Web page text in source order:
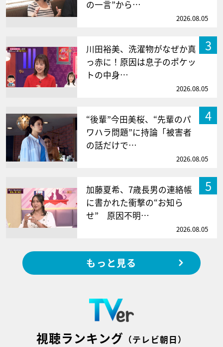
の一言”から…
2026.08.05
3
川田裕美、洗濯物がなぜか真
っ赤に！原因は息子のポケッ
トの中身…
2026.08.05
4
“後輩”今田美桜、“先輩のパ
ワハラ問題”に持論「被害者
の話だけで…
2026.08.05
5
加藤夏希、7歳長男の連絡帳
に書かれた衝撃の“お知ら
せ” 原因不明…
2026.08.05
もっと見る
視聴ランキング （テレビ朝日）